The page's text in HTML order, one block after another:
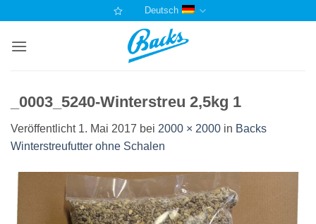
springen
Deutsch
_0003_5240-Winterstreu 2,5kg 1
Veröffentlicht 1. Mai 2017 bei 2000 × 2000 in Backs
Winterstreufutter ohne Schalen